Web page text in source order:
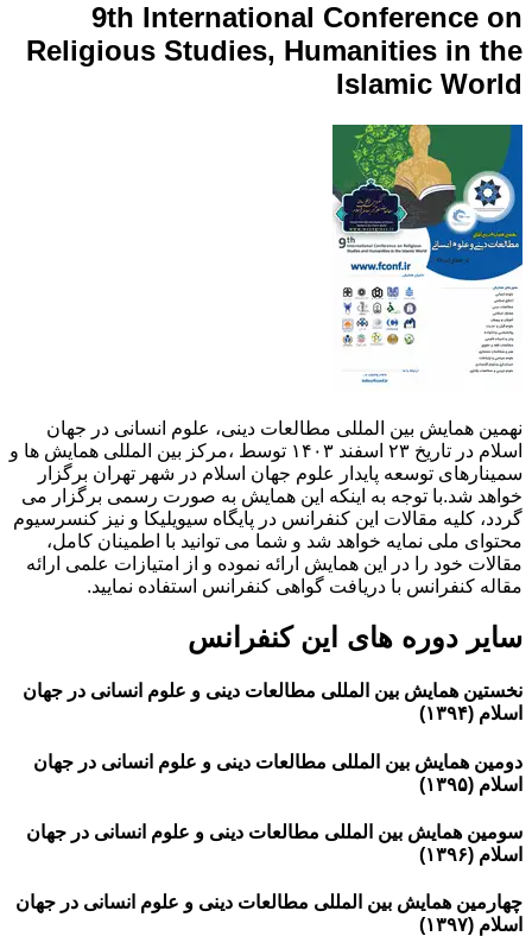
9th International Conference on
Religious Studies, Humanities in the
Islamic World
نهمین همایش بین المللی مطالعات دینی، علوم انسانی در جهان
اسلام در تاریخ ۲۳ اسفند ۱۴۰۳ توسط ،مرکز بین المللی همایش ها و
سمینارهای توسعه پایدار علوم جهان اسلام در شهر تهران برگزار
خواهد شد.با توجه به اینکه این همایش به صورت رسمی برگزار می
گردد، کلیه مقالات این کنفرانس در پایگاه سیویلیکا و نیز کنسرسیوم
محتوای ملی نمایه خواهد شد و شما می توانید با اطمینان کامل،
مقالات خود را در این همایش ارائه نموده و از امتیازات علمی ارائه
مقاله کنفرانس با دریافت گواهی کنفرانس استفاده نمایید.
سایر دوره های این کنفرانس
نخستین همایش بین المللی مطالعات دینی و علوم انسانی در جهان
اسلام (۱۳۹۴)
دومین همایش بین المللی مطالعات دینی و علوم انسانی در جهان
اسلام (۱۳۹۵)
سومین همایش بین المللی مطالعات دینی و علوم انسانی در جهان
اسلام (۱۳۹۶)
چهارمین همایش بین المللی مطالعات دینی و علوم انسانی در جهان
اسلام (۱۳۹۷)